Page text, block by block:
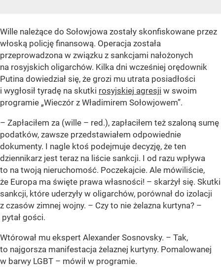
Wille należące do Sołowjowa zostały skonfiskowane przez
włoską policję finansową. Operacja została
przeprowadzona w związku z sankcjami nałożonych
na rosyjskich oligarchów. Kilka dni wcześniej orędownik
Putina dowiedział się, że grozi mu utrata posiadłości
i wygłosił tyradę na skutki rosyjskiej agresji w swoim
programie „Wieczór z Władimirem Sołowjowem”.
– Zapłaciłem za (wille – red.), zapłaciłem też szaloną sumę
podatków, zawsze przedstawiałem odpowiednie
dokumenty. I nagle ktoś podejmuje decyzję, że ten
dziennikarz jest teraz na liście sankcji. I od razu wpływa
to na twoją nieruchomość. Poczekajcie. Ale mówiliście,
że Europa ma święte prawa własności! – skarżył się. Skutki
sankcji, które uderzyły w oligarchów, porównał do izolacji
z czasów zimnej wojny. – Czy to nie żelazna kurtyna? –
pytał gości.
Wtórował mu ekspert Alexander Sosnovsky. – Tak,
to najgorsza manifestacja żelaznej kurtyny. Pomalowanej
w barwy LGBT – mówił w programie.